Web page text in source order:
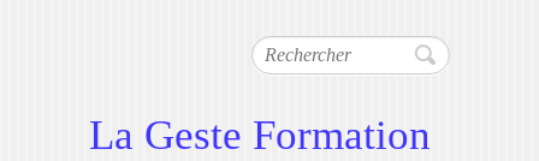
Rechercher
La Geste Formation